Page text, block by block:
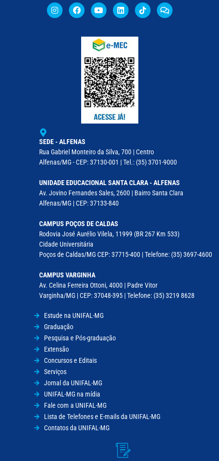
SEDE - ALFENAS
Rua Gabriel Monteiro da Silva, 700 | Centro
Alfenas/MG - CEP: 37130-001 | Tel.: (35) 3701-9000
UNIDADE EDUCACIONAL SANTA CLARA - ALFENAS
Av. Jovino Fernandes Sales, 2600 | Bairro Santa Clara
Alfenas/MG | CEP: 37133-840
CAMPUS POÇOS DE CALDAS
Rodovia José Aurélio Vilela, 11999 (BR 267 Km 533)
Cidade Universitária
Poços de Caldas/MG CEP: 37715-400 | Telefone: (35) 3697-4600
CAMPUS VARGINHA
Av. Celina Ferreira Ottoni, 4000 | Padre Vitor
Varginha/MG | CEP: 37048-395 | Telefone: (35) 3219 8628
Estude na UNIFAL-MG
Graduação
Pesquisa e Pós-graduação
Extensão
Concursos e Editais
Serviços
Jornal da UNIFAL-MG
UNIFAL-MG na mídia
Fale com a UNIFAL-MG
Lista de Telefones e E-mails da UNIFAL-MG
Contatos da UNIFAL-MG